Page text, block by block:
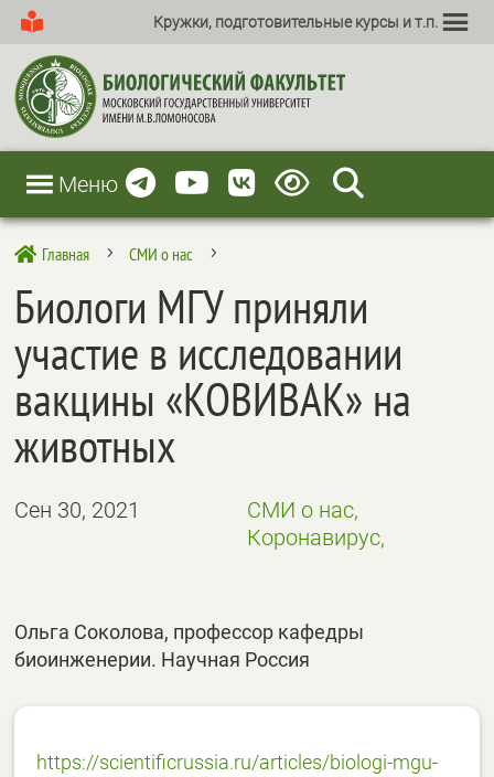
Кружки, подготовительные курсы и т.п.
Меню
 Главная 5 СМИ о нас 5
Биологи МГУ приняли
участие в исследовании
вакцины «КОВИВАК» на
животных
Сен 30, 2021
СМИ о нас,
Коронавирус,
Ольга Соколова, профессор кафедры
биоинженерии. Научная Россия
https://scientificrussia.ru/articles/biologi-mgu-